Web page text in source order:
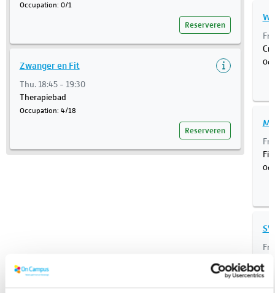
Occupation: 0/1
Reserveren
Zwanger en Fit
Thu. 18:45 - 19:30
Therapiebad
Occupation: 4/18
Reserveren